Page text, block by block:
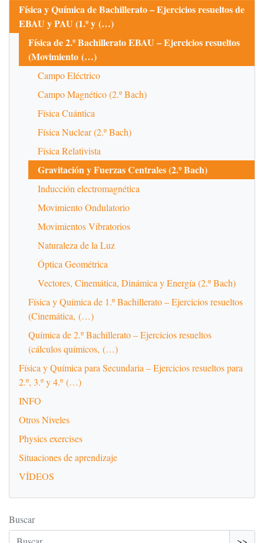
Física y Química de Bachillerato – Ejercicios resueltos de
EBAU y PAU (1.º y (…)
Física de 2.º Bachillerato EBAU – Ejercicios resueltos
(Movimiento (…)
Campo Eléctrico
Campo Magnético (2.º Bach)
Física Cuántica
Física Nuclear (2.º Bach)
Física Relativista
Gravitación y Fuerzas Centrales (2.º Bach)
Inducción electromagnética
Movimiento Ondulatorio
Movimientos Vibratorios
Naturaleza de la Luz
Óptica Geométrica
Vectores, Cinemática, Dinámica y Energía (2.º Bach)
Física y Química de 1.º Bachillerato – Ejercicios resueltos
(Cinemática, (…)
Química de 2.º Bachillerato – Ejercicios resueltos
(cálculos químicos, (…)
Física y Química para Secundaria – Ejercicios resueltos para
2.º, 3.º y 4.º (…)
INFO
Otros Niveles
Physics exercises
Situaciones de aprendizaje
VÍDEOS
Buscar